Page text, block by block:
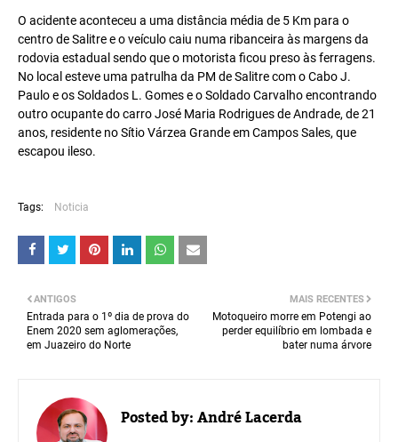
O acidente aconteceu a uma distância média de 5 Km para o
centro de Salitre e o veículo caiu numa ribanceira às margens da
rodovia estadual sendo que o motorista ficou preso às ferragens.
No local esteve uma patrulha da PM de Salitre com o Cabo J.
Paulo e os Soldados L. Gomes e o Soldado Carvalho encontrando
outro ocupante do carro José Maria Rodrigues de Andrade, de 21
anos, residente no Sítio Várzea Grande em Campos Sales, que
escapou ileso.
Tags: Noticia
MAIS RECENTES
Motoqueiro morre em Potengi ao
perder equilíbrio em lombada e
bater numa árvore
ANTIGOS
Entrada para o 1º dia de prova do
Enem 2020 sem aglomerações,
em Juazeiro do Norte
Posted by:André Lacerda